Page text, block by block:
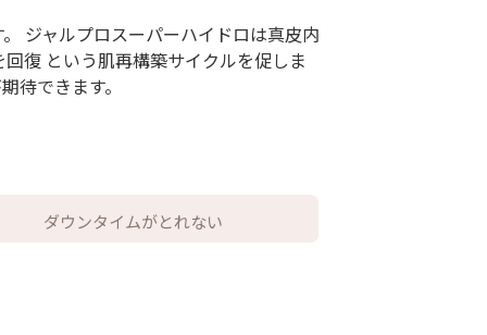
血管外科外来(梅田院のみ)
ジャルプロスーパーハイドロは真皮内
復 という肌再構築サイクルを促しま
待できます。
ダウンタイムがとれない